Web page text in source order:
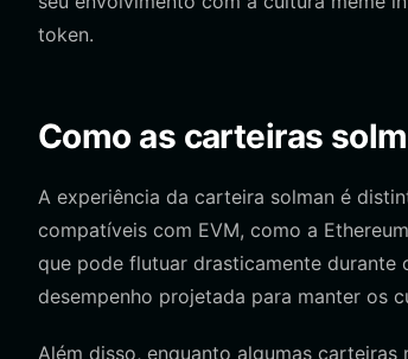
token.
Como as carteiras
A experiência da carteira solman é
compatíveis com EVM, como a
que pode flutuar drasticamente durante
desempenho projetada para manter os
Além disso, enquanto algumas